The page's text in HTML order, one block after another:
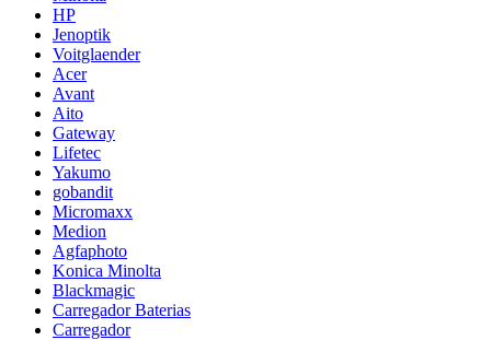
HP
Jenoptik
Voitglaender
Acer
Avant
Aito
Gateway
Lifetec
Yakumo
gobandit
Micromaxx
Medion
Agfaphoto
Konica Minolta
Blackmagic
Carregador Baterias
Carregador